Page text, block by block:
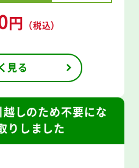
円 （税込）
見る
しのため不要にな
りしました